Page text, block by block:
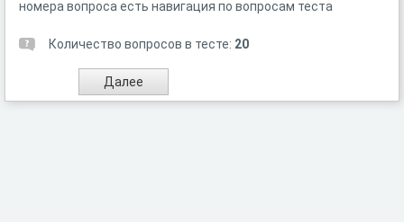
номера вопроса есть навигация по вопросам теста
Количество вопросов в тесте: 20